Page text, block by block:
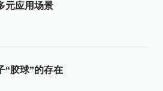
元应用场景
“胶球”的存在